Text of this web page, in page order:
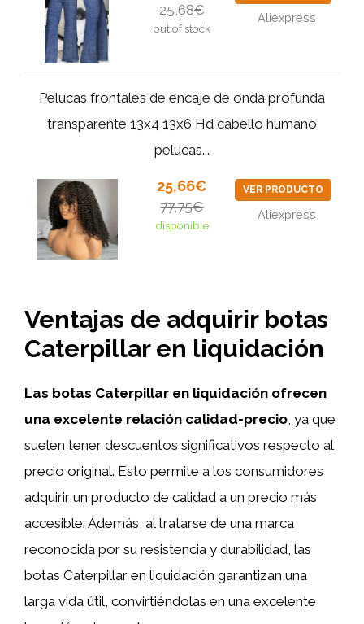
25,68€
out of stock
Aliexpress
Pelucas frontales de encaje de onda profunda
transparente 13x4 13x6 Hd cabello humano
pelucas...
25,66€
77,75€
disponible
VER PRODUCTO
Aliexpress
Ventajas de adquirir botas
Caterpillar en liquidación
Las botas Caterpillar en liquidación ofrecen
una excelente relación calidad-precio , ya que
suelen tener descuentos significativos respecto al
precio original. Esto permite a los consumidores
adquirir un producto de calidad a un precio más
accesible. Además, al tratarse de una marca
reconocida por su resistencia y durabilidad, las
botas Caterpillar en liquidación garantizan una
larga vida útil, convirtiéndolas en una excelente